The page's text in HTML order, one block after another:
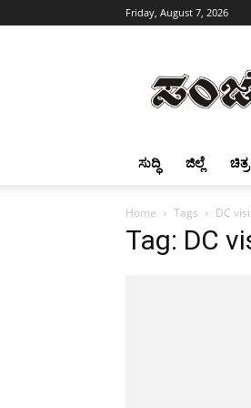
Friday, August 7, 2026
ಸುದ್ಧಿ ಜಿಲ್ಲೆ
Home Tags DC
Tag: DC